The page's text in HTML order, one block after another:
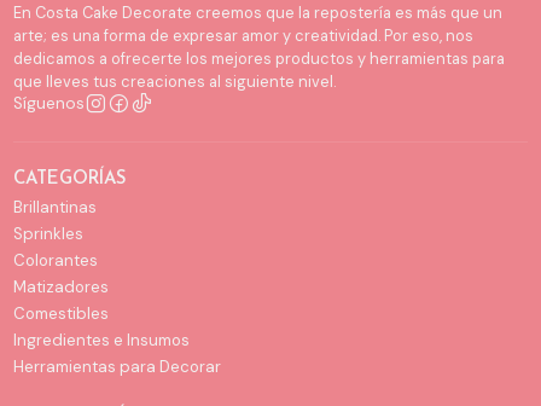
En Costa Cake Decorate creemos que la repostería es más que un
arte; es una forma de expresar amor y creatividad. Por eso, nos
dedicamos a ofrecerte los mejores productos y herramientas para
que lleves tus creaciones al siguiente nivel.
Síguenos
CATEGORÍAS
Brillantinas
Sprinkles
Colorantes
Matizadores
Comestibles
Ingredientes e Insumos
Herramientas para Decorar